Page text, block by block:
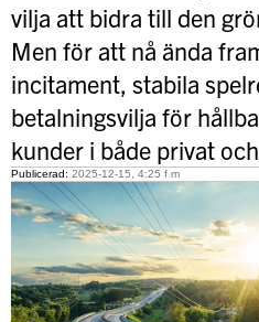
vilja att bidra till den
Men för att nå ända
incitament, stabila
betalningsvilja för
kunder i både privat
Publicerad: 2025-12-15, 4:25 f m